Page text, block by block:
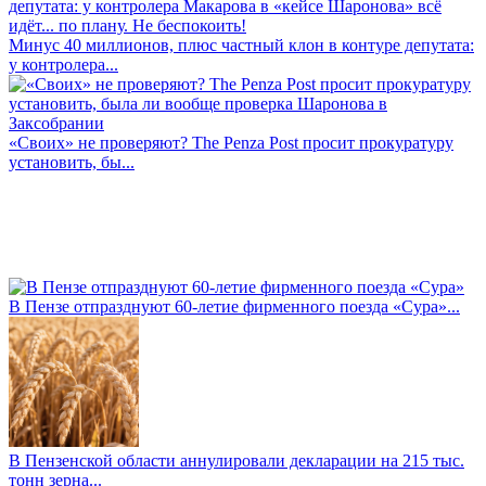
Минус 40 миллионов, плюс частный клон в контуре депутата:
у контролера...
«Своих» не проверяют? The Penza Post просит прокуратуру
установить, бы...
В Пензе отпразднуют 60-летие фирменного поезда «Сура»...
В Пензенской области аннулировали декларации на 215 тыс.
тонн зерна...